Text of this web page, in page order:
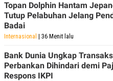
Topan Dolphin Hantam
Tutup Pelabuhan Jelang
Badai
Internasional | 36 Menit lalu
Bank Dunia Ungkap
Perbankan Dihindari demi
Respons IKPI